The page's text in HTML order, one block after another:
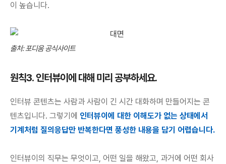
이 높습니다.
출처: 포디움 공식사이트
원칙3. 인터뷰이에 대해 미리 공부하세요.
인터뷰 콘텐츠는 사람과 사람이 긴 시간 대화하며 만들어지는 콘
텐츠입니다. 그렇기에 인터뷰이에 대한 이해도가 없는 상태에서
기계처럼 질의응답만 반복한다면 풍성한 내용을 담기 어렵습니다.
인터뷰이의 직무는 무엇이고, 어떤 일을 해왔고, 과거에 어떤 회사